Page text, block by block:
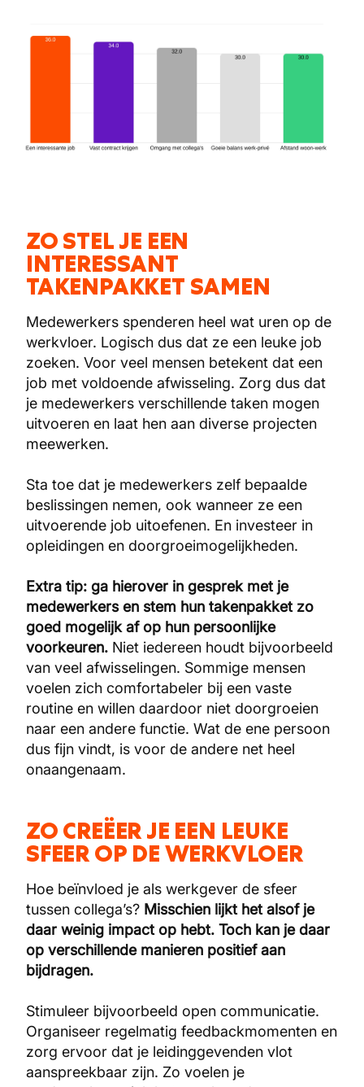
ZO STEL JE EEN
INTERESSANT
TAKENPAKKET SAMEN
Medewerkers spenderen heel wat uren op de
werkvloer. Logisch dus dat ze een leuke job
zoeken. Voor veel mensen betekent dat een
job met voldoende afwisseling. Zorg dus dat
je medewerkers verschillende taken mogen
uitvoeren en laat hen aan diverse projecten
meewerken.
Sta toe dat je medewerkers zelf bepaalde
beslissingen nemen, ook wanneer ze een
uitvoerende job uitoefenen. En investeer in
opleidingen en doorgroeimogelijkheden.
Extra tip: ga hierover in gesprek met je
medewerkers en stem hun takenpakket zo
goed mogelijk af op hun persoonlijke
voorkeuren. Niet iedereen houdt bijvoorbeeld
van veel afwisselingen. Sommige mensen
voelen zich comfortabeler bij een vaste
routine en willen daardoor niet doorgroeien
naar een andere functie. Wat de ene persoon
dus fijn vindt, is voor de andere net heel
onaangenaam.
ZO CREËER JE EEN LEUKE
SFEER OP DE WERKVLOER
Hoe beïnvloed je als werkgever de sfeer
tussen collega’s? Misschien lijkt het alsof je
daar weinig impact op hebt. Toch kan je daar
op verschillende manieren positief aan
bijdragen.
Stimuleer bijvoorbeeld open communicatie.
Organiseer regelmatig feedbackmomenten en
zorg ervoor dat je leidinggevenden vlot
aanspreekbaar zijn. Zo voelen je